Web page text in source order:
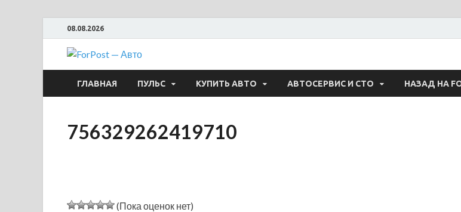
08.08.2026
ForPost — Авто
ГЛАВНАЯ ПУЛЬС КУПИТЬ АВТО АВТОСЕРВИС И СТО НАЗАД НА
756329262419710
(Пока оценок нет)